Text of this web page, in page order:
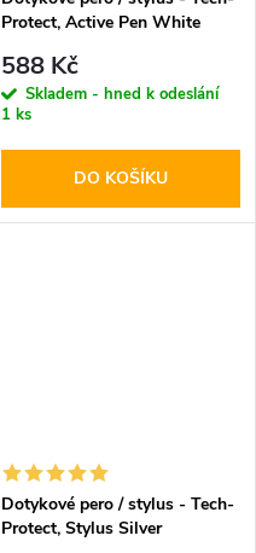
Protect, Active Pen White
588 Kč
Skladem - hned k odeslání
1 ks
DO KOŠÍKU
Dotykové pero / stylus - Tech-
Protect, Stylus Silver